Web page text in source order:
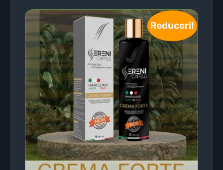
Reduceri!